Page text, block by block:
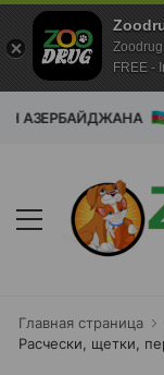
Главная страница
Расчески, щетки,
Zoodrug
FREE -